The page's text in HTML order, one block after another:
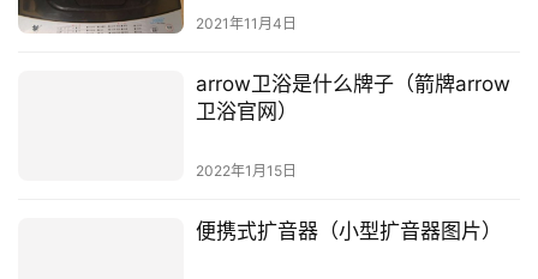
arrow卫浴是什么牌子（箭牌arrow
卫浴官网）